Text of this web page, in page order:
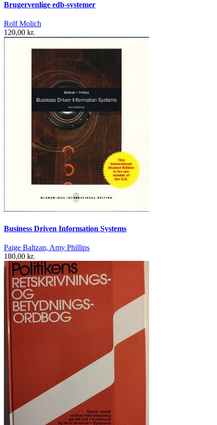
Brugervenlige edb-systemer
Rolf Molich
120,00 kr.
Business Driven Information Systems
Paige Baltzan, Amy Phillips
180,00 kr.